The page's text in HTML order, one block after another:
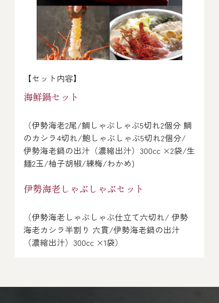
【セット内容】
海鮮鍋セット
（伊勢海老2尾/鯛しゃぶしゃぶ5切れ2個分 鯛
のカシラ4切れ/鮑しゃぶしゃぶ5切れ2個分/
伊勢海老鍋の出汁（濃縮出汁）300cc ×2袋/生
麺2玉/柚子胡椒/練梅/わかめ)
伊勢海老しゃぶしゃぶセット
（伊勢海老しゃぶしゃぶ仕立て六切れ/ 伊勢
海老カシラ半割り 六貫/伊勢海老鍋の出汁
（濃縮出汁）300cc ×1袋）